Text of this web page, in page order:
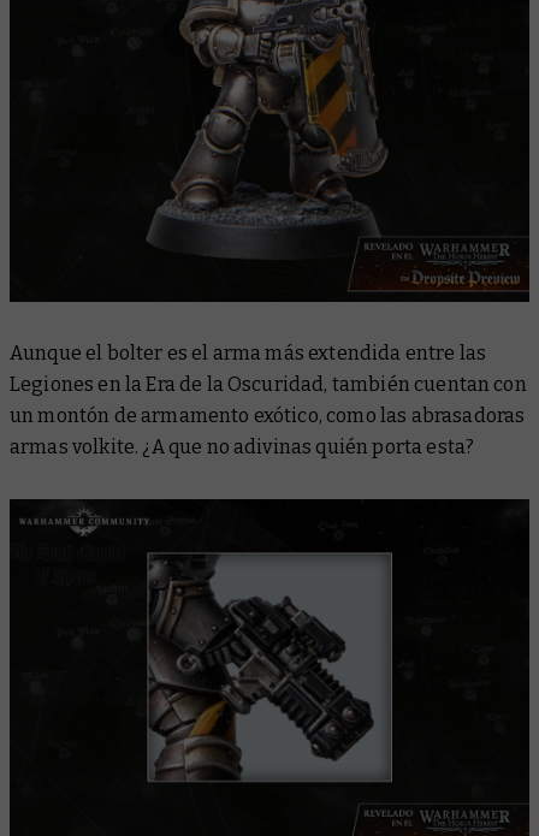
Aunque el bolter es el arma más extendida entre las
Legiones en la Era de la Oscuridad, también cuentan con
un montón de armamento exótico, como las abrasadoras
armas volkite. ¿A que no adivinas quién porta esta?